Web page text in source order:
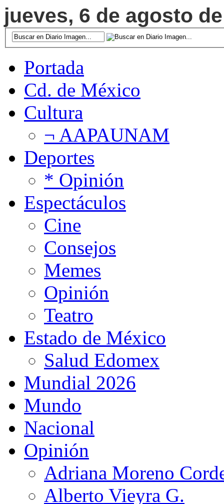
jueves, 6 de agosto
Portada
Cd. de México
Cultura
¬ AAPAUNAM
Deportes
* Opinión
Espectáculos
Cine
Consejos
Memes
Opinión
Teatro
Estado de México
Salud Edomex
Mundial 2026
Mundo
Nacional
Opinión
Adriana Moreno
Alberto Vieyra G.